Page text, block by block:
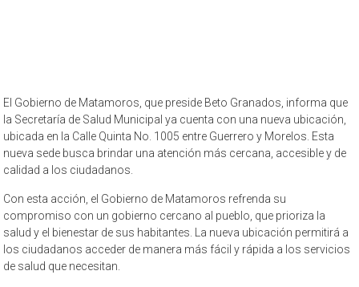
El Gobierno de Matamoros, que preside Beto Granados, informa que
la Secretaría de Salud Municipal ya cuenta con una nueva ubicación,
ubicada en la Calle Quinta No. 1005 entre Guerrero y Morelos. Esta
nueva sede busca brindar una atención más cercana, accesible y de
calidad a los ciudadanos.
Con esta acción, el Gobierno de Matamoros refrenda su
compromiso con un gobierno cercano al pueblo, que prioriza la
salud y el bienestar de sus habitantes. La nueva ubicación permitirá a
los ciudadanos acceder de manera más fácil y rápida a los servicios
de salud que necesitan.